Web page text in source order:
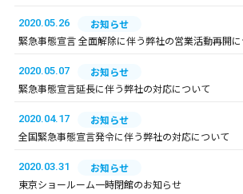
2020.05.26
お知らせ
緊急事態宣言 全面解除に伴う弊社の営業活動再開
2020.05.07
お知らせ
緊急事態宣言延長に伴う弊社の対応について
2020.04.17
お知らせ
全国緊急事態宣言発令に伴う弊社の対応について
2020.03.31
お知らせ
東京ショールーム一時閉館のお知らせ